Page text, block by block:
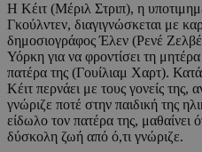
Η Κέιτ (Μέριλ Στριπ), η
Γκούλντεν, διαγιγνώσκεται με
δημοσιογράφος Έλεν (Ρενέ
Υόρκη για να φροντίσει τη
πατέρα της (Γουίλιαμ Χαρτ).
Κέιτ περνάει με τους γονείς της,
γνώριζε ποτέ στην παιδική της
είδωλο τον πατέρα της, μαθαίνει
δύσκολη ζωή από ό,τι γνώριζε.